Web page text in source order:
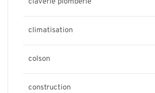
climatisation
colson
construction